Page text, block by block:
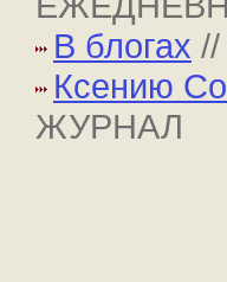
В блогах //
Ксению
ЖУРНАЛ